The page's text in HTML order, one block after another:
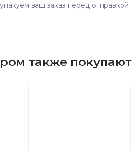
ваш заказ перед отправкой
также покупают